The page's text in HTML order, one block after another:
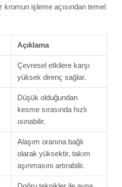
kromun işleme açısından temel
Açıklama
Çevresel etkilere karşı
yüksek direnç sağlar.
Düşük olduğundan
kesme sırasında hızlı
ısınabilir.
Alaşım oranına bağlı
olarak yüksektir, takım
aşınmasını artırabilir.